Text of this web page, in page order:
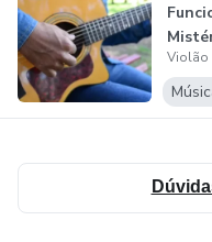
Violão